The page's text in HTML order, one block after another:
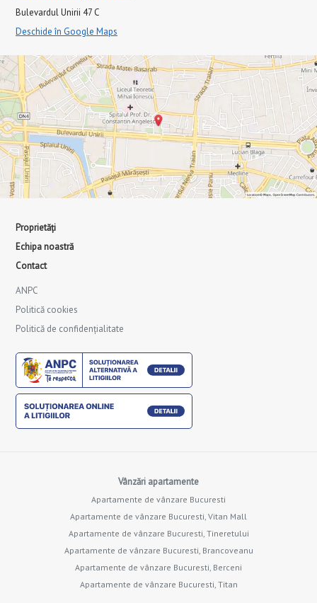
Bulevardul Unirii 47 C
Deschide în Google Maps
Proprietăți
Echipa noastră
Contact
ANPC
Politică cookies
Politică de confidențialitate
Vânzări apartamente
Apartamente de vânzare Bucuresti
Apartamente de vânzare Bucuresti, Vitan Mall
Apartamente de vânzare Bucuresti, Tineretului
Apartamente de vânzare Bucuresti, Brancoveanu
Apartamente de vânzare Bucuresti, Berceni
Apartamente de vânzare Bucuresti, Titan